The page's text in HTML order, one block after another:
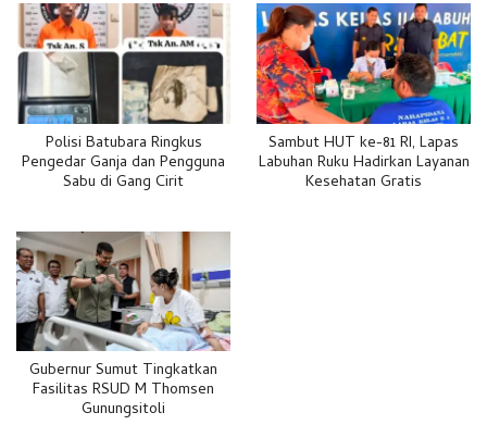
Polisi Batubara Ringkus
Pengedar Ganja dan Pengguna
Sabu di Gang Cirit
Sambut HUT ke-81 RI, Lapas
Labuhan Ruku Hadirkan Layanan
Kesehatan Gratis
Gubernur Sumut Tingkatkan
Fasilitas RSUD M Thomsen
Gunungsitoli